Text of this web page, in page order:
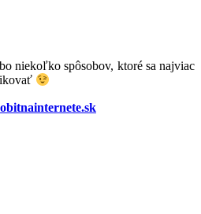
niekoľko spôsobov, ktoré sa najviac